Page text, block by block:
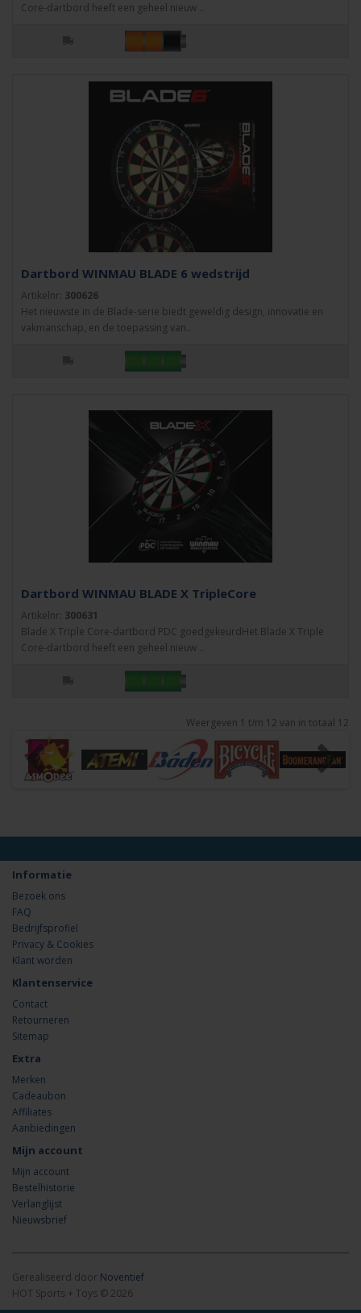
Core-dartbord heeft een geheel nieuw ..
Dartbord WINMAU BLADE 6 wedstrijd
Artikelnr: 300626
Het nieuwste in de Blade-serie biedt geweldig design, innovatie en
vakmanschap, en de toepassing van..
Dartbord WINMAU BLADE X TripleCore
Artikelnr: 300631
Blade X Triple Core-dartbord PDC goedgekeurdHet Blade X Triple
Core-dartbord heeft een geheel nieuw ..
Weergeven 1 t/m 12 van in totaal 12
Informatie
Bezoek ons
FAQ
Bedrijfsprofiel
Privacy & Cookies
Klant worden
Klantenservice
Contact
Retourneren
Sitemap
Extra
Merken
Cadeaubon
Affiliates
Aanbiedingen
Mijn account
Mijn account
Bestelhistorie
Verlanglijst
Nieuwsbrief
Gerealiseerd door Noventief
HOT Sports + Toys © 2026